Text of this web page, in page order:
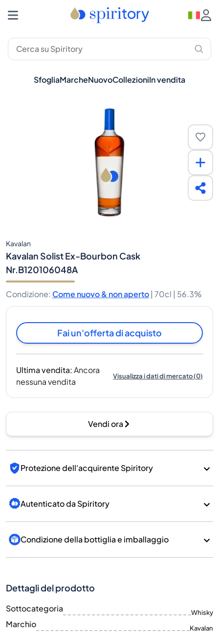
SfogliaMarcheNuovoCollezioniIn vendita
Kavalan
Kavalan Solist Ex-Bourbon Cask
Nr.B120106048A
Condizione: Come nuovo & non aperto | 70cl | 56.3%
Fai un'offerta di acquisto
Ultima vendita:Ancora
nessuna vendita
Visualizza i dati di mercato(0)
Vendi ora
Protezione dell'acquirente Spiritory
Autenticato da Spiritory
Condizione della bottiglia e imballaggio
Dettagli del prodotto
Sottocategoria Whisky
Marchio Kavalan